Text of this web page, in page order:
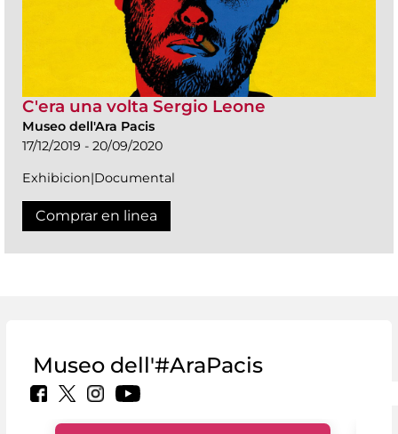
C'era una volta Sergio Leone
Museo dell'Ara Pacis
17/12/2019 - 20/09/2020
Exhibicion|Documental
Comprar en linea
Museo dell'#AraPacis